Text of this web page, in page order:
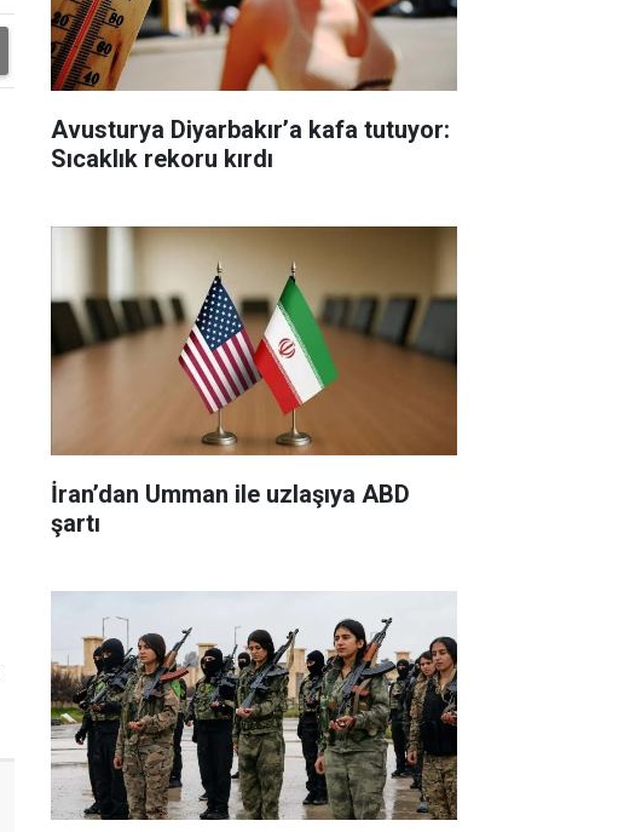
Avusturya Diyarbakır’a kafa tutuyor:
Sıcaklık rekoru kırdı
İran’dan Umman ile uzlaşıya ABD
şartı